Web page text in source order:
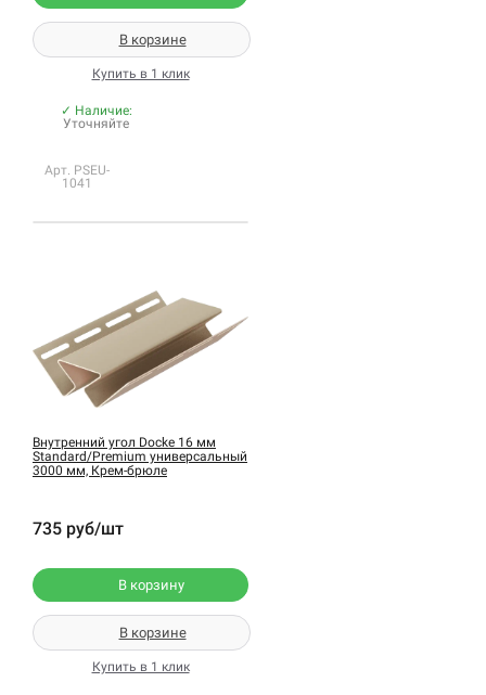
В корзине
Купить в 1 клик
✓ Наличие:
Уточняйте
Арт. PSEU-
1041
Внутренний угол Docke 16 мм
Standard/Premium универсальный
3000 мм, Крем-брюле
735 руб/шт
В корзину
В корзине
Купить в 1 клик